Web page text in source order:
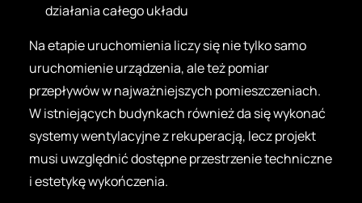
działania całego układu
Na etapie uruchomienia liczy się nie tylko samo
uruchomienie urządzenia, ale też pomiar
przepływów w najważniejszych pomieszczeniach.
W istniejących budynkach również da się wykonać
systemy wentylacyjne z rekuperacją, lecz projekt
musi uwzględnić dostępne przestrzenie techniczne
i estetykę wykończenia.